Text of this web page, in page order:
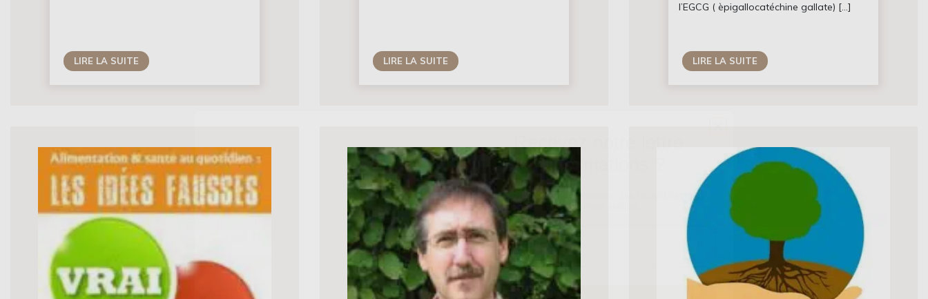
LIRE LA SUITE LIRE LA SUITE
l’EGCG ( èpigallocatéchine gallate) […]
LIRE LA SUITE
Inscrivez-vous pour recevoir des récapitulatifs de
nos derniers articles...
Email
M’inscrire